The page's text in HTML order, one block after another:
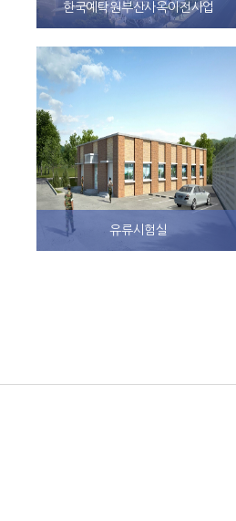
한국예탁원부산사옥이전사업
유류시험실